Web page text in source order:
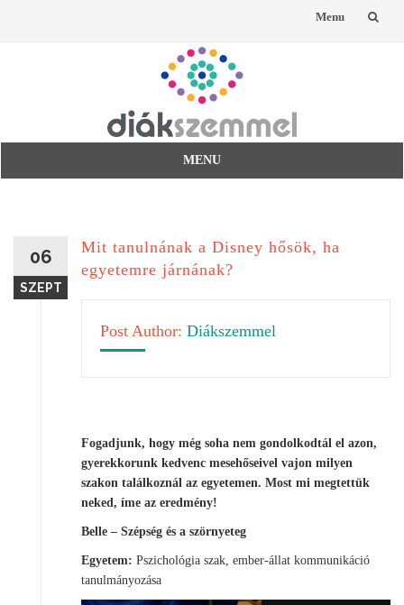
Menu
MENU
06
SZEPT
Mit tanulnának a Disney hősök, ha
egyetemre járnának?
Post Author: Diákszemmel
Fogadjunk, hogy még soha nem gondolkodtál el azon,
gyerekkorunk kedvenc mesehőseivel vajon milyen
szakon találkoznál az egyetemen. Most mi megtettük
neked, íme az eredmény!
Belle – Szépség és a szörnyeteg
Egyetem: Pszichológia szak, ember-állat kommunikáció
tanulmányozása